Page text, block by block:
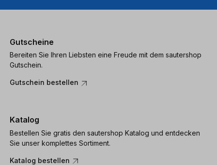
Gutscheine
Bereiten Sie Ihren Liebsten eine Freude mit dem sautershop
Gutschein.
Gutschein bestellen
Katalog
Bestellen Sie gratis den sautershop Katalog und entdecken
Sie unser komplettes Sortiment.
Katalog bestellen